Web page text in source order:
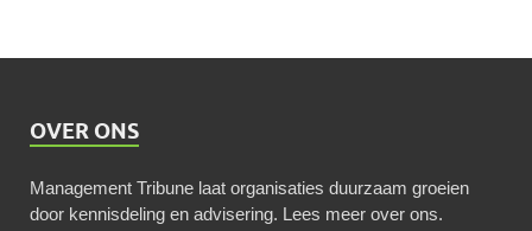
OVER ONS
Management Tribune laat organisaties duurzaam groeien
door kennisdeling en advisering. Lees meer over ons.